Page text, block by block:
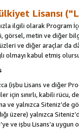
Lisansı
ilgili olarak Program
metin ve diğer
ve diğer araçlar da
olmayı kabul etmiş
(işbu Lisans ve diğer
için sınırlı, kabili
yalnızca Siteniz’de
üzere) yalnızca
ve işbu Lisans’a